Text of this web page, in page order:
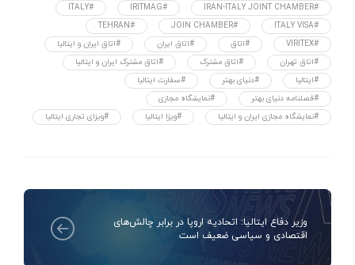
#IRAN-ITALY JOINT CHAMBER
#IRITMAG
#ITALY
#ITALY VISA
#JOIN CHAMBER
#TEHRAN
#VIRITEX
#اتاق #اتاق ایران
#اتاق ایران و ایتالیا
#اتاق تهران
#اتاق مشترک
#اتاق مشترک ایران و ایتالیا
#ایتالیا
#دنیای بهتر
#سفارت ایتالیا
#فصلنامه دنیای بهتر
#نمایشگاه مجازی
#نمایشگاه مجازی ایران و ایتالیا
#ویزا ایتالیا #ویزای تجاری ایتالیا
وزیر دفاع ایتالیا: اتحادیه اروپا در برابر چالش‌های
اقتصادی و سیاسی ضعیف است